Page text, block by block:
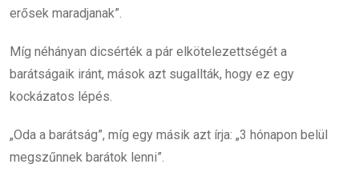
erősek maradjanak”.
Míg néhányan dicsérték a pár elkötelezettségét a
barátságaik iránt, mások azt sugallták, hogy ez egy
kockázatos lépés.
„Oda a barátság”, míg egy másik azt írja: „3 hónapon belül
megszűnnek barátok lenni”.